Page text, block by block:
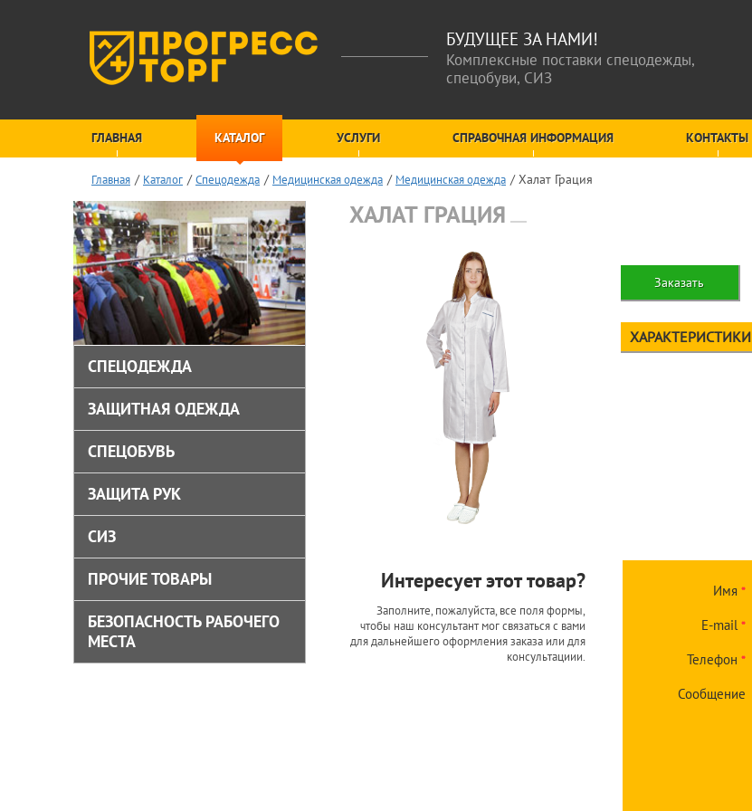
БУДУЩЕЕ ЗА НАМИ!
Комплексные поставки спецодежды,
спецобуви, СИЗ
ГЛАВНАЯ КАТАЛОГ УСЛУГИ СПРАВОЧНАЯ ИНФОРМАЦИЯ КОНТАКТЫ
Главная Каталог Спецодежда Медицинская одежда Медицинская одежда Халат Грация
СПЕЦОДЕЖДА
ЗАЩИТНАЯ ОДЕЖДА
СПЕЦОБУВЬ
ЗАЩИТА РУК
СИЗ
ПРОЧИЕ ТОВАРЫ
БЕЗОПАСНОСТЬ РАБОЧЕГО
МЕСТА
ХАЛАТ ГРАЦИЯ
Заказать
ХАРАКТЕРИСТИКИ
Интересует этот товар?
Заполните, пожалуйста, все поля формы,
чтобы наш консультант мог связаться с вами
для дальнейшего оформления заказа или для
консультациии.
Имя *
E-mail*
Телефон *
Сообщение